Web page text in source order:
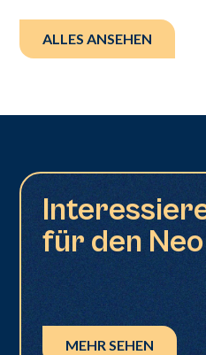
ALLES ANSEHEN
für den
MEHR SEHEN